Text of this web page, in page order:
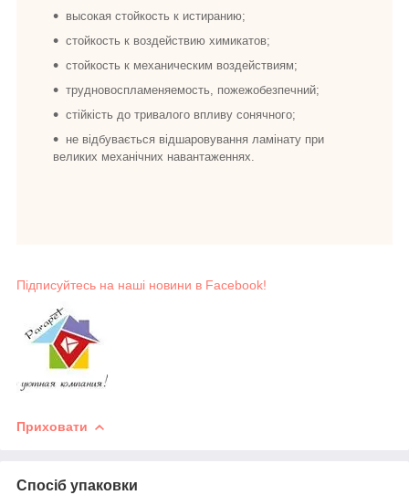
высокая стойкость к истиранию;
стойкость к воздействию химикатов;
стойкость к механическим воздействиям;
трудновоспламеняемость, пожежобезпечний;
стійкість до тривалого впливу сонячного;
не відбувається відшаровування ламінату при
великих механічних навантаженнях.
Підписуйтесь на наші новини в Facebook!
Приховати
Спосіб упаковки